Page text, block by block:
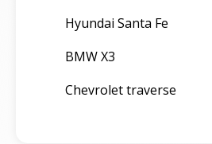
Hyundai Santa Fe
BMW X3
Chevrolet traverse